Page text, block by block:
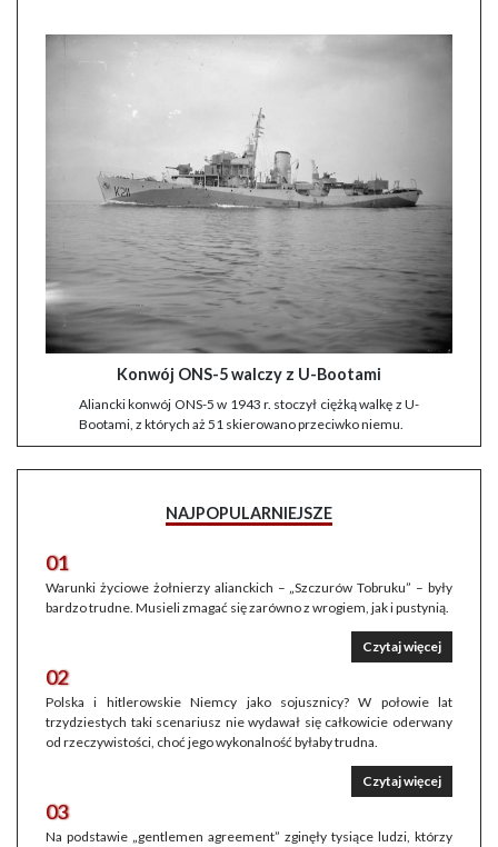
Konwój ONS-5 walczy z U-Bootami
Aliancki konwój ONS-5 w 1943 r. stoczył ciężką walkę z U-
Bootami, z których aż 51 skierowano przeciwko niemu.
NAJPOPULARNIEJSZE
01
Warunki życiowe żołnierzy alianckich – „Szczurów Tobruku” – były
bardzo trudne. Musieli zmagać się zarówno z wrogiem, jak i pustynią.
Czytaj więcej
02
Polska i hitlerowskie Niemcy jako sojusznicy? W połowie lat
trzydziestych taki scenariusz nie wydawał się całkowicie oderwany
od rzeczywistości, choć jego wykonalność byłaby trudna.
Czytaj więcej
03
Na podstawie „gentlemen agreement” zginęły tysiące ludzi, którzy